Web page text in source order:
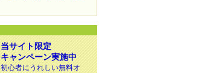
当サイト限定
キャンペーン実施中
初心者にうれしい無料オ